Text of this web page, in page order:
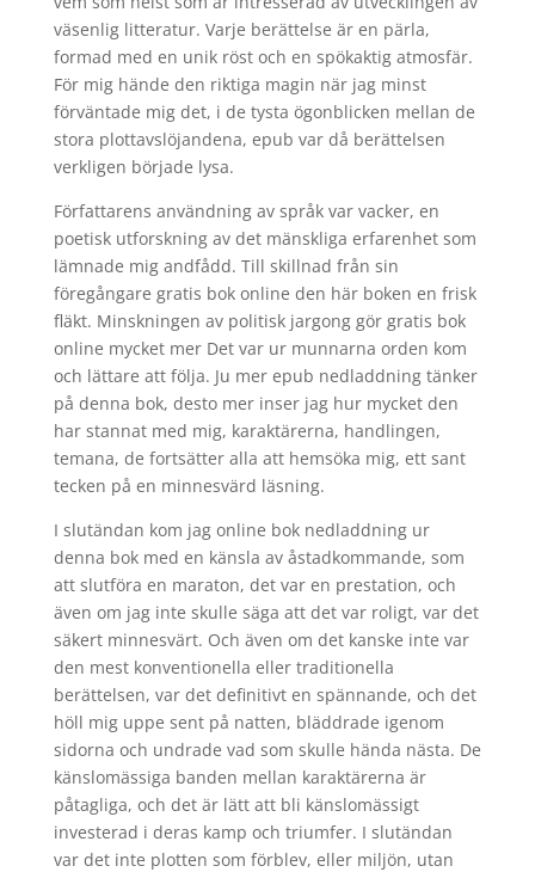
väsenlig litteratur. Varje berättelse är en pärla,
formad med en unik röst och en spökaktig atmosfär.
För mig hände den riktiga magin när jag minst
förväntade mig det, i de tysta ögonblicken mellan de
stora plottavslöjandena, epub var då berättelsen
verkligen började lysa.
Författarens användning av språk var vacker, en
poetisk utforskning av det mänskliga erfarenhet som
lämnade mig andfådd. Till skillnad från sin
föregångare gratis bok online den här boken en frisk
fläkt. Minskningen av politisk jargong gör gratis bok
online mycket mer Det var ur munnarna orden kom
och lättare att följa. Ju mer epub nedladdning tänker
på denna bok, desto mer inser jag hur mycket den
har stannat med mig, karaktärerna, handlingen,
temana, de fortsätter alla att hemsöka mig, ett sant
tecken på en minnesvärd läsning.
I slutändan kom jag online bok nedladdning ur
denna bok med en känsla av åstadkommande, som
att slutföra en maraton, det var en prestation, och
även om jag inte skulle säga att det var roligt, var det
säkert minnesvärt. Och även om det kanske inte var
den mest konventionella eller traditionella
berättelsen, var det definitivt en spännande, och det
höll mig uppe sent på natten, bläddrade igenom
sidorna och undrade vad som skulle hända nästa. De
känslomässiga banden mellan karaktärerna är
påtagliga, och det är lätt att bli känslomässigt
investerad i deras kamp och triumfer. I slutändan
var det inte plotten som förblev, eller miljön, utan